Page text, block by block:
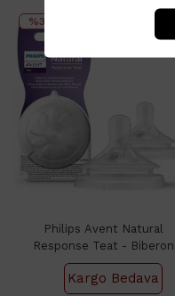
%35
Philips Avent Natural
Response Teat - Biberon
Emziği No: 4 3+ Ay 2'li
Kargo Bedava